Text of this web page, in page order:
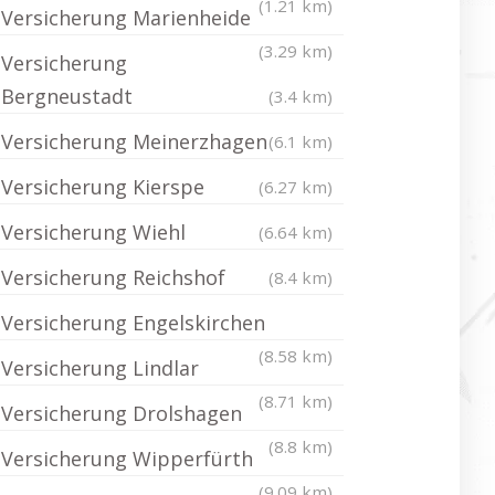
(1.21 km)
Versicherung Marienheide
(3.29 km)
Versicherung
Bergneustadt
(3.4 km)
Versicherung Meinerzhagen(6.1 km)
Versicherung Kierspe (6.27 km)
Versicherung Wiehl (6.64 km)
Versicherung Reichshof (8.4 km)
Versicherung Engelskirchen
(8.58 km)
Versicherung Lindlar
(8.71 km)
Versicherung Drolshagen
(8.8 km)
Versicherung Wipperfürth